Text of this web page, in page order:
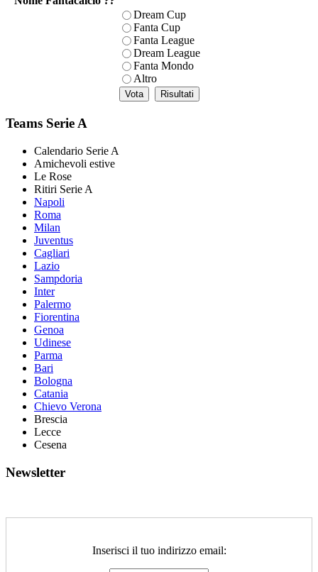
Dream Cup
Fanta Cup
Fanta League
Dream League
Fanta Mondo
Altro
Teams Serie A
Calendario Serie A
Amichevoli estive
Le Rose
Ritiri Serie A
Napoli
Roma
Milan
Juventus
Cagliari
Lazio
Sampdoria
Inter
Palermo
Fiorentina
Genoa
Udinese
Parma
Bari
Bologna
Catania
Chievo Verona
Brescia
Lecce
Cesena
Newsletter
Inserisci il tuo indirizzo email: